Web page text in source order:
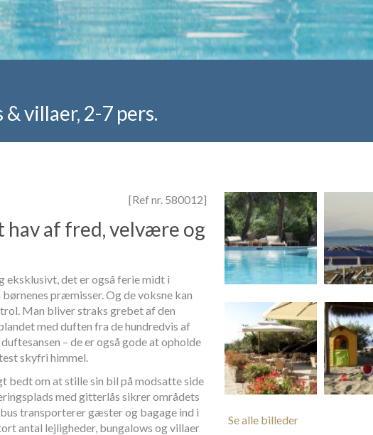
villaer, 2-7 pers.
[Ref nr. 580012]
hav af fred, velvære og
eksklusivt, det er også ferie midt i
præmisser. Og de voksne kan
Man bliver straks grebet af den
med duften fra de hundredvis af
– de er også gode at opholde
skyfri himmel.
bedt om at stille sin bil på modsatte side
med gitterlås sikrer områdets
transporterer gæster og bagage ind i
antal lejligheder, bungalows og villaer
Se alle billeder